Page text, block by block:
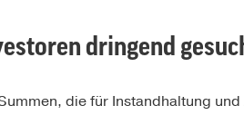
dringend
die für Instandhaltung